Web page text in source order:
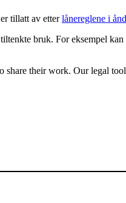
tillatt av etterlånereglene i
bruk. For eksempel kan
share their work. Our legal